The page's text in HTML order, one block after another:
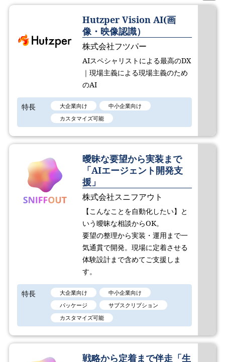
Hutzper Vision AI(画
像・映像認識）
株式会社フツパー
AIスペシャリストによる最高のDX
｜現場主義による現場主義のため
のAI
特長 大企業向け
中小企業向け
カスタマイズ可能
曖昧な要望から実装まで
「AIエージェント開発支
援」
株式会社スニフアウト
【こんなことを自動化したい】と
いう曖昧な相談からOK。
要望の整理から実装・運用まで一
気通貫で開発。現場に定着させる
体験設計まで含めてご支援しま
す。
特長 大企業向け
中小企業向け
パッケージ
サブスクリプション
カスタマイズ可能
戦略から定着まで伴走「生